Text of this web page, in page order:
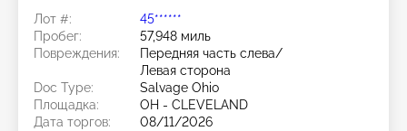
Лот #:
45******
Пробег:
57,948 миль
Повреждения:
Передняя часть слева/
Левая сторона
Doc Type:
Salvage Ohio
Площадка:
OH - CLEVELAND
Дата торгов:
08/11/2026